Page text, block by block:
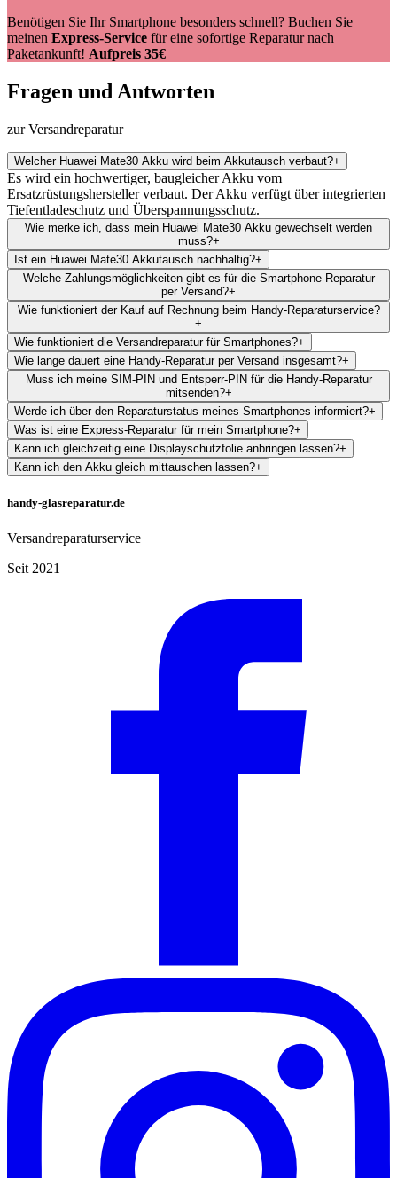
Benötigen Sie Ihr Smartphone besonders schnell? Buchen Sie
meinen Express-Service für eine sofortige Reparatur nach
Paketankunft! Aufpreis 35€
Fragen und Antworten
zur Versandreparatur
Welcher Huawei Mate30 Akku wird beim Akkutausch verbaut?+
Es wird ein hochwertiger, baugleicher Akku vom
Ersatzrüstungshersteller verbaut. Der Akku verfügt über integrierten
Tiefentladeschutz und Überspannungsschutz.
Wie merke ich, dass mein Huawei Mate30 Akku gewechselt werden
muss?+
Ist ein Huawei Mate30 Akkutausch nachhaltig?+
Welche Zahlungsmöglichkeiten gibt es für die Smartphone-Reparatur
per Versand?+
Wie funktioniert der Kauf auf Rechnung beim Handy-Reparaturservice?
+
Wie funktioniert die Versandreparatur für Smartphones?+
Wie lange dauert eine Handy-Reparatur per Versand insgesamt?+
Muss ich meine SIM-PIN und Entsperr-PIN für die Handy-Reparatur
mitsenden?+
Werde ich über den Reparaturstatus meines Smartphones informiert?+
Was ist eine Express-Reparatur für mein Smartphone?+
Kann ich gleichzeitig eine Displayschutzfolie anbringen lassen?+
Kann ich den Akku gleich mittauschen lassen?+
handy-glasreparatur.de
Versandreparaturservice
Seit 2021